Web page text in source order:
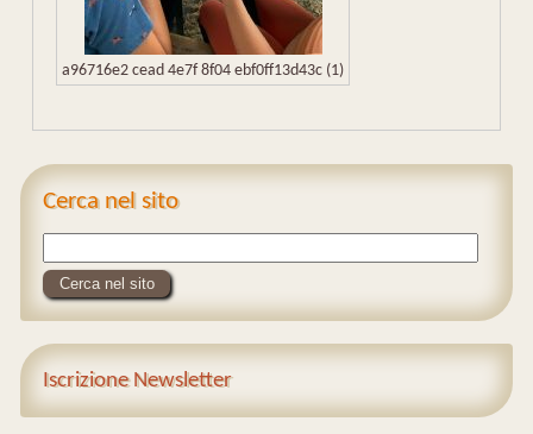
a96716e2 cead 4e7f 8f04 ebf0ff13d43c (1)
Cerca nel sito
Iscrizione Newsletter